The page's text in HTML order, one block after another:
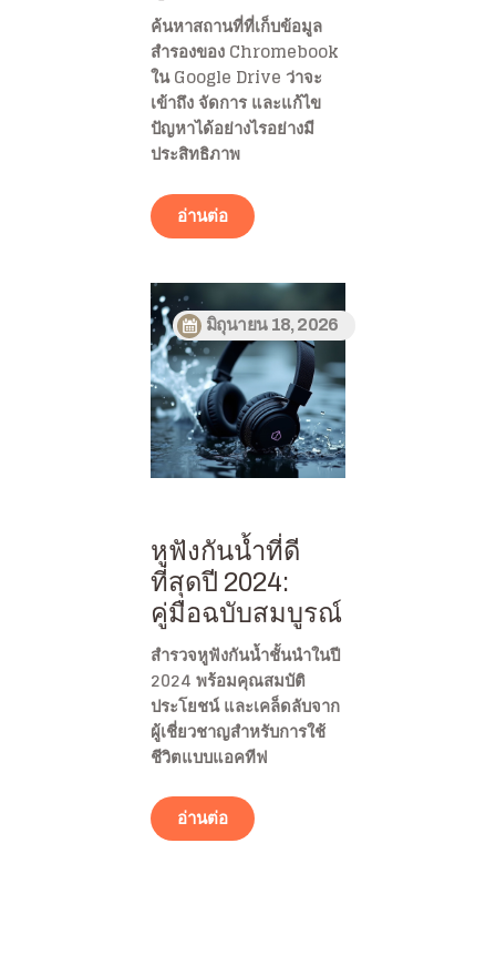
ค้นหาสถานที่ที่เก็บข้อมูล
สำรองของ Chromebook
ใน Google Drive ว่าจะ
เข้าถึง จัดการ และแก้ไข
ปัญหาได้อย่างไรอย่างมี
ประสิทธิภาพ
อ่านต่อ
มิถุนายน 18, 2026
หูฟังกันน้ำที่ดี
ที่สุดปี 2024:
คู่มือฉบับสมบูรณ์
สำรวจหูฟังกันน้ำชั้นนำในปี
2024 พร้อมคุณสมบัติ
ประโยชน์ และเคล็ดลับจาก
ผู้เชี่ยวชาญสำหรับการใช้
ชีวิตแบบแอคทีฟ
อ่านต่อ